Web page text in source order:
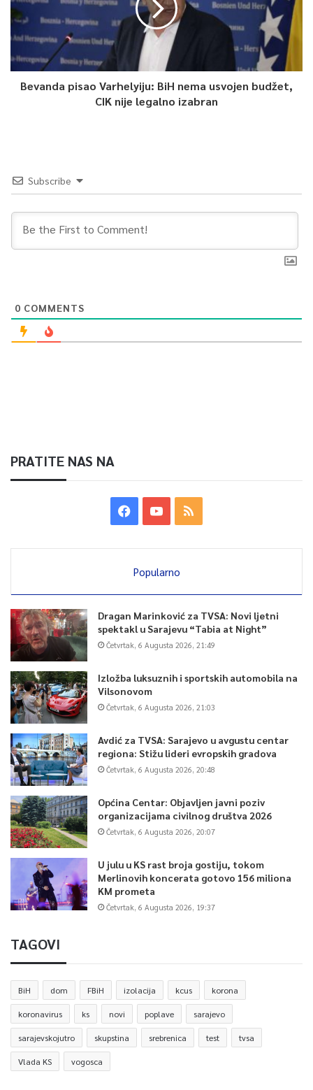
Bevanda pisao Varhelyiju: BiH nema usvojen budžet,
CIK nije legalno izabran
Subscribe
0 COMMENTS
PRATITE NAS NA
Popularno
Dragan Marinković za TVSA: Novi ljetni
spektakl u Sarajevu “Tabia at Night”
Četvrtak, 6 Augusta 2026, 21:49
Izložba luksuznih i sportskih automobila na
Vilsonovom
Četvrtak, 6 Augusta 2026, 21:03
Avdić za TVSA: Sarajevo u avgustu centar
regiona: Stižu lideri evropskih gradova
Četvrtak, 6 Augusta 2026, 20:48
Općina Centar: Objavljen javni poziv
organizacijama civilnog društva 2026
Četvrtak, 6 Augusta 2026, 20:07
U julu u KS rast broja gostiju, tokom
Merlinovih koncerata gotovo 156 miliona
KM prometa
Četvrtak, 6 Augusta 2026, 19:37
TAGOVI
BiH dom FBiH izolacija kcus korona
koronavirus ks novi poplave sarajevo
sarajevskojutro skupstina srebrenica test tvsa
Vlada KS vogosca